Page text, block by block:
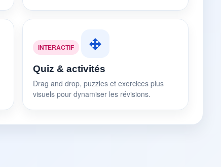
INTERACTIF
Quiz & activités
Drag and drop, puzzles et exercices plus
visuels pour dynamiser les révisions.